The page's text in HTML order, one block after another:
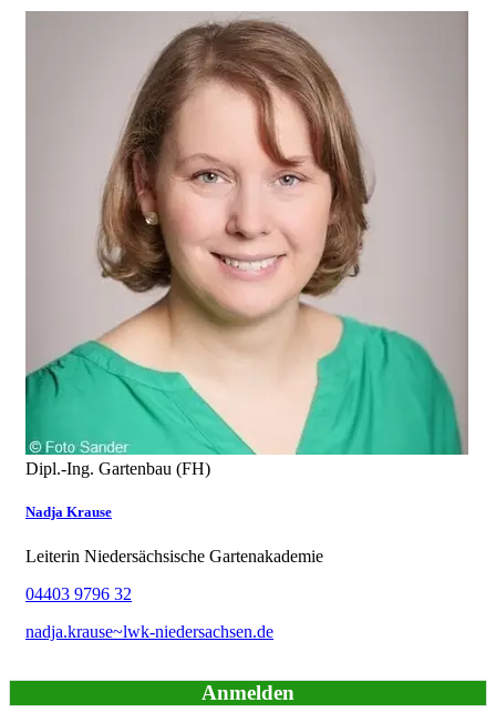
Dipl.-Ing. Gartenbau (FH)
Nadja Krause
Leiterin Niedersächsische Gartenakademie
04403 9796 32
nadja.krause~lwk-niedersachsen.de
Anmelden